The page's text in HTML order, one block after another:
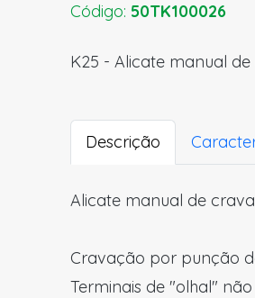
Código: 50TK100026
K25 - Alicate manual
Descrição
Alicate manual de
Cravação por punção
Terminais de "olhal"